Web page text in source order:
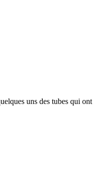
uns des tubes qui ont